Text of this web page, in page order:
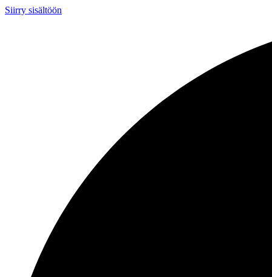
Siirry sisältöön